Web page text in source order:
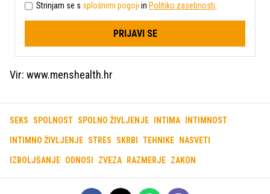
Strinjam se s splošnimi pogoji in Politiko zasebnosti.
PRIJAVI SE
Vir: www.menshealth.hr
SEKS SPOLNOST SPOLNO ŽIVLJENJE INTIMA INTIMNOST
INTIMNO ŽIVLJENJE STRES SKRBI TEHNIKE NASVETI
IZBOLJŠANJE ODNOSI ZVEZA RAZMERJE ZAKON